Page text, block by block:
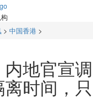
> 中国香港 >
地官宣
离时间，